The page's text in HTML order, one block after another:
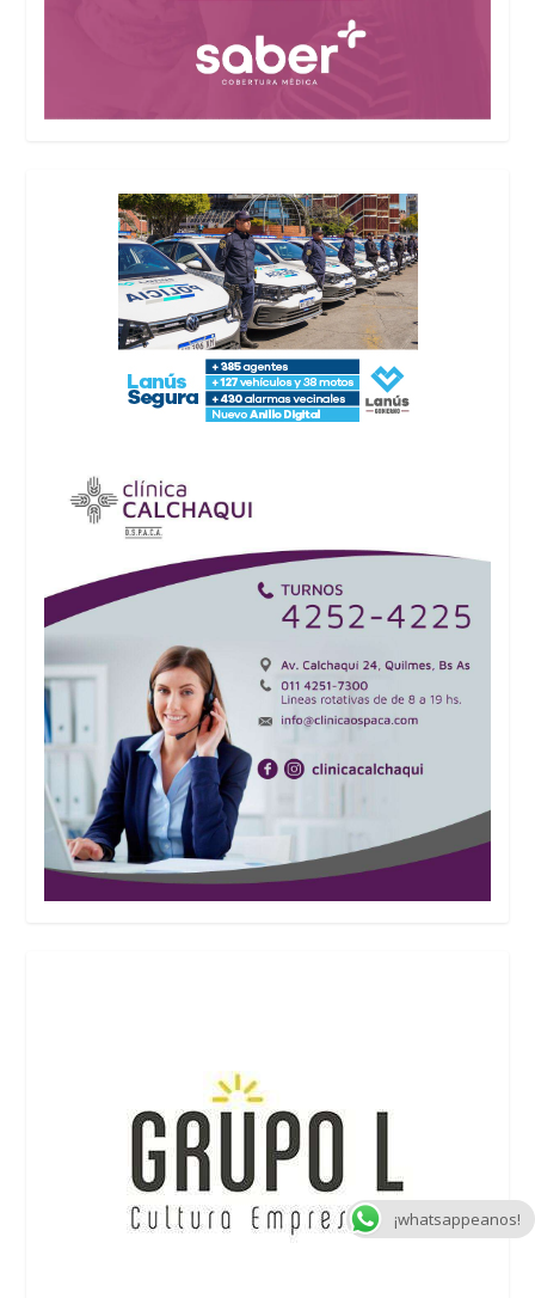
¡whatsappeanos!